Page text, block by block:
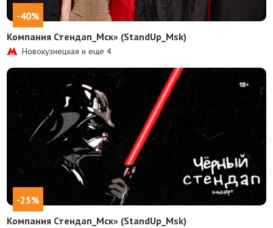
-40%
Компания Стендап_Мск» (StandUp_Msk)
Новокузнецкая и еще4
-25%
Компания Стендап_Мск» (StandUp_Msk)